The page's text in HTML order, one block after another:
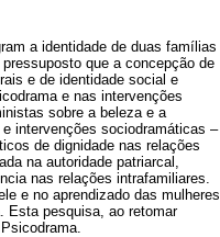
a identidade de duas famílias
que a concepção de
e de identidade social e
e nas intervenções
sobre a beleza e a
intervenções sociodramáticas –
de dignidade nas relações
na autoridade patriarcal,
nas relações intrafamiliares.
e no aprendizado das mulheres
Esta pesquisa, ao retomar